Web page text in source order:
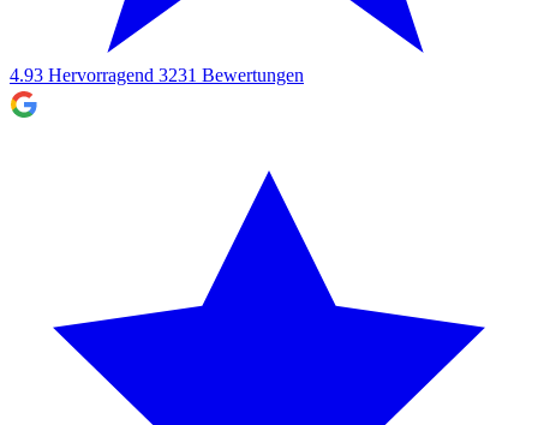
4.93 Hervorragend 3231 Bewertungen